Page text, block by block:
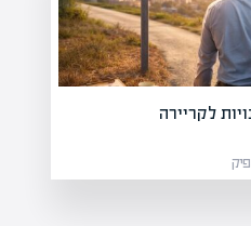
לקריירה